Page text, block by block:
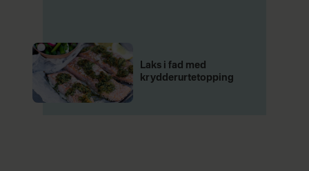
Laks i fad med
krydderurtetopping